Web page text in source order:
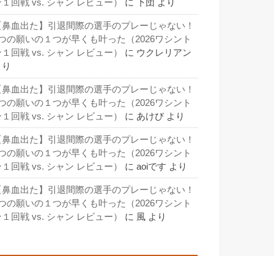
１回戦 vs. シャン レビュー）
に 下団 より
鼻血出た】引退間際の選手のプレーじゃない！
の願いの１つが早くも叶った（2026ワシント
１回戦 vs. シャン レビュー）
に ウクレリアン
鼻血出た】引退間際の選手のプレーじゃない！
の願いの１つが早くも叶った（2026ワシント
１回戦 vs. シャン レビュー）
に あけび より
鼻血出た】引退間際の選手のプレーじゃない！
の願いの１つが早くも叶った（2026ワシント
１回戦 vs. シャン レビュー）
に aoiです より
鼻血出た】引退間際の選手のプレーじゃない！
の願いの１つが早くも叶った（2026ワシント
１回戦 vs. シャン レビュー）
に 風 より